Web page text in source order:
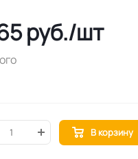
руб./шт
В корзину